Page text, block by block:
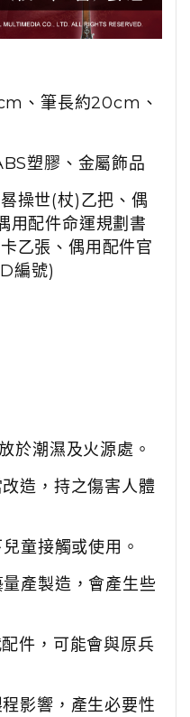
、筆長約20cm、
塑膠、金屬飾品
操世(杖)乙把、偶
用配件命運規劃書
乙張、偶用配件官
編號)
於潮濕及火源處。
造，持之傷害人體
童接觸或使用。
產製造，會產生些
件，可能會與原兵
影響，產生必要性